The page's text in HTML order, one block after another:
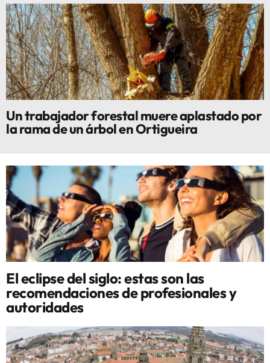
Un trabajador forestal muere aplastado por
la rama de un árbol en Ortigueira
El eclipse del siglo: estas son las
recomendaciones de profesionales y
autoridades